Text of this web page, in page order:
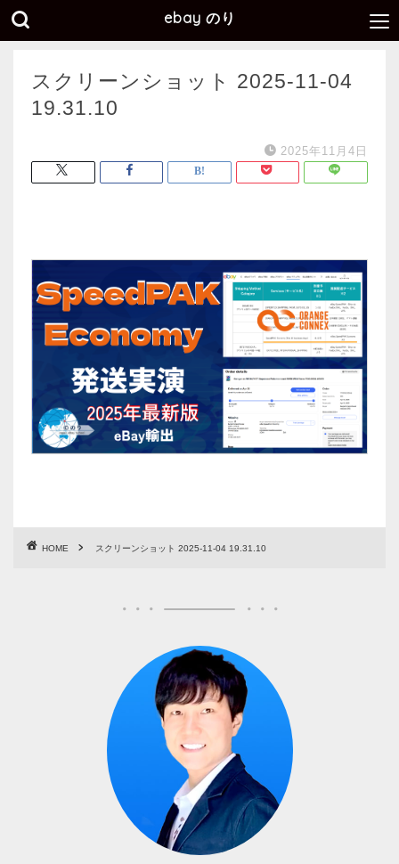
ebay のり
スクリーンショット 2025-11-04
19.31.10
2025年11月4日
HOME スクリーンショット 2025-11-04 19.31.10